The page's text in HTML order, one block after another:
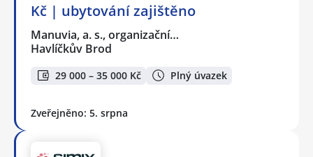
Kč | ubytování zajištěno
Manuvia, a. s., organizační…
Havlíčkův Brod
29 000 – 35 000 Kč Plný úvazek
Zveřejněno: 5. srpna